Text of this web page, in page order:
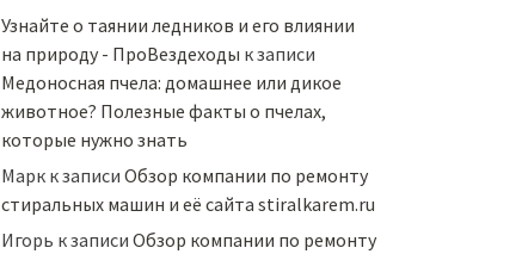
Узнайте о таянии ледников и его влиянии
на природу - ПроВездеходы к записи
Медоносная пчела: домашнее или дикое
животное? Полезные факты о пчелах,
которые нужно знать
Маркк записи Обзор компании по ремонту
стиральных машин и её сайта stiralkarem.ru
Игорь к записи Обзор компании по ремонту